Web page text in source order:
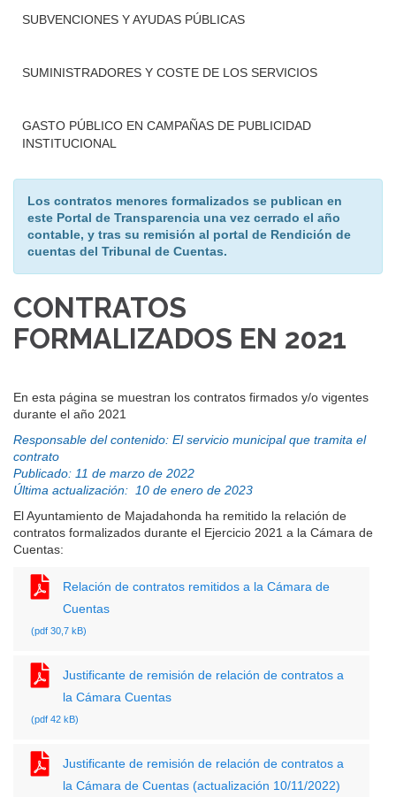
SUBVENCIONES Y AYUDAS PÚBLICAS
SUMINISTRADORES Y COSTE DE LOS SERVICIOS
GASTO PÚBLICO EN CAMPAÑAS DE PUBLICIDAD
INSTITUCIONAL
Los contratos menores formalizados se publican en
este Portal de Transparencia una vez cerrado el año
contable, y tras su remisión al portal de Rendición de
cuentas del Tribunal de Cuentas.
CONTRATOS
FORMALIZADOS EN 2021
En esta página se muestran los contratos firmados y/o vigentes
durante el año 2021
Responsable del contenido: El servicio municipal que tramita el
contrato
Publicado: 11 de marzo de 2022
Última actualización: 10 de enero de 2023
El Ayuntamiento de Majadahonda ha remitido la relación de
contratos formalizados durante el Ejercicio 2021 a la Cámara de
Cuentas:
Relación de contratos remitidos a la Cámara de
Cuentas
(pdf 30,7 kB)
Justificante de remisión de relación de contratos a
la Cámara Cuentas
(pdf 42 kB)
Justificante de remisión de relación de contratos a
la Cámara de Cuentas (actualización 10/11/2022)